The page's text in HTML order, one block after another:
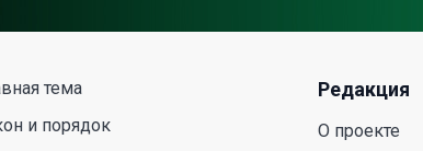
тема
и порядок
Редакция
О проекте